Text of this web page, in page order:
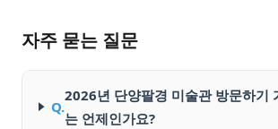
자주 묻는 질문
Q.
2026년 단양팔경 미술관 방문하기
는 언제인가요?